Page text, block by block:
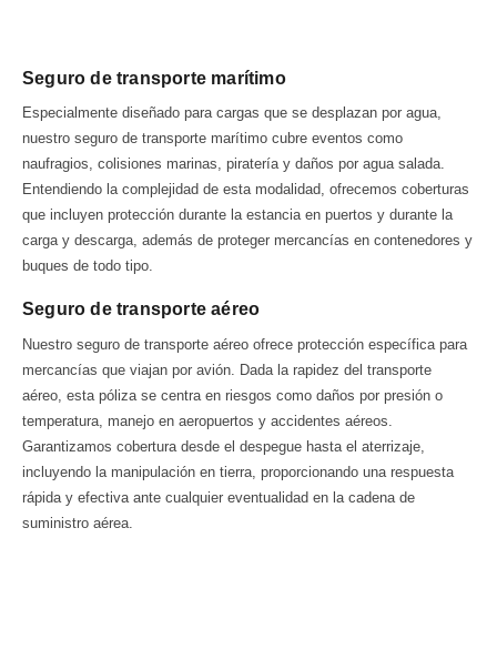
Seguro de transporte marítimo
Especialmente diseñado para cargas que se desplazan por agua,
nuestro seguro de transporte marítimo cubre eventos como
naufragios, colisiones marinas, piratería y daños por agua salada.
Entendiendo la complejidad de esta modalidad, ofrecemos coberturas
que incluyen protección durante la estancia en puertos y durante la
carga y descarga, además de proteger mercancías en contenedores y
buques de todo tipo.
Seguro de transporte aéreo
Nuestro seguro de transporte aéreo ofrece protección específica para
mercancías que viajan por avión. Dada la rapidez del transporte
aéreo, esta póliza se centra en riesgos como daños por presión o
temperatura, manejo en aeropuertos y accidentes aéreos.
Garantizamos cobertura desde el despegue hasta el aterrizaje,
incluyendo la manipulación en tierra, proporcionando una respuesta
rápida y efectiva ante cualquier eventualidad en la cadena de
suministro aérea.